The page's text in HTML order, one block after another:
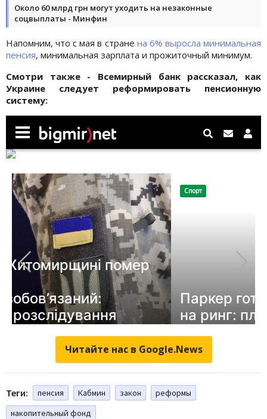
Около 60 млрд грн могут уходить на незаконные
соцвыплаты - Минфин
Напомним, что с мая в стране на 6% выросла минимальная
пенсия, минимальная зарплата и прожиточный минимум.
Смотри также - Всемирный банк рассказал, как
Украине следует реформировать пенсионную
систему:
Читайте нас в Google.News
Теги: пенсия Кабмин закон
реформы
накопительный фонд